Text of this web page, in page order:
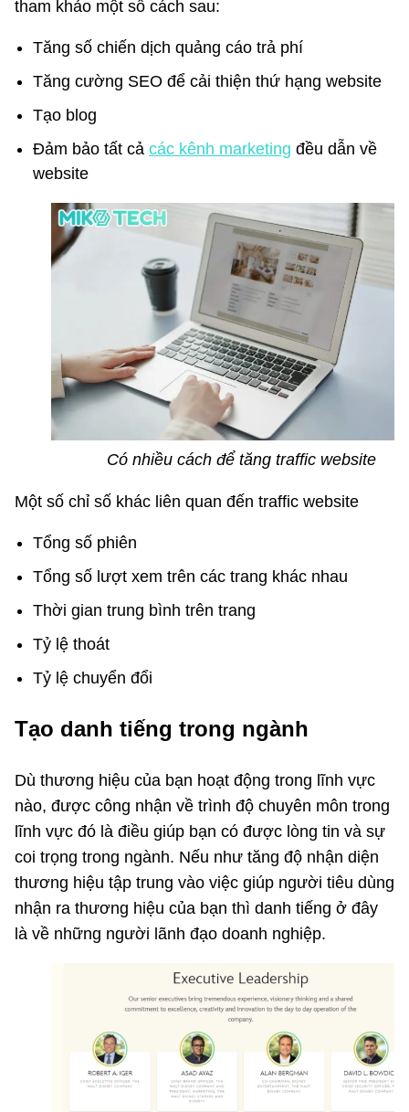
tham khảo một số cách sau:
Tăng số chiến dịch quảng cáo trả phí
Tăng cường SEO để cải thiện thứ hạng website
Tạo blog
Đảm bảo tất cả các kênh marketing đều dẫn về
website
Có nhiều cách để tăng traffic website
Một số chỉ số khác liên quan đến traffic website
Tổng số phiên
Tổng số lượt xem trên các trang khác nhau
Thời gian trung bình trên trang
Tỷ lệ thoát
Tỷ lệ chuyển đổi
Tạo danh tiếng trong ngành
Dù thương hiệu của bạn hoạt động trong lĩnh vực
nào, được công nhận về trình độ chuyên môn trong
lĩnh vực đó là điều giúp bạn có được lòng tin và sự
coi trọng trong ngành. Nếu như tăng độ nhận diện
thương hiệu tập trung vào việc giúp người tiêu dùng
nhận ra thương hiệu của bạn thì danh tiếng ở đây
là về những người lãnh đạo doanh nghiệp.